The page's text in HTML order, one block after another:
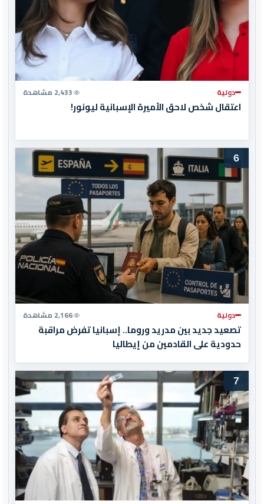
دولية 2,433 مشاهدة
اعتقال شخص لاحق الأميرة الإسبانية ليونور!
6
دولية 2,166 مشاهدة
تصعيد جديد بين مدريد وروما.. إسبانيا تفرض مراقبة
حدودية على القادمين من إيطاليا
7